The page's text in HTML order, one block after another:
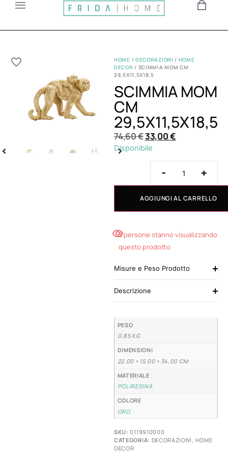
HOME / DECORAZIONI / HOME
DECOR / SCIMMIA MOM CM
29,5X11,5X18,5
SCIMMIA MOM
CM
29,5X11,5X18,5
74,60€33,00€
Disponibile
- +
AGGIUNGI AL CARRELLO
3 persone stanno visualizzando
questo prodotto
Misure e Peso Prodotto
Descrizione
PESO
0,85 KG
DIMENSIONI
22,00 × 15,00 × 34,00 CM
MATERIALE
POLIRESINA
COLORE
ORO
SKU:0119910000
CATEGORIA: DECORAZIONI, HOME
DECOR